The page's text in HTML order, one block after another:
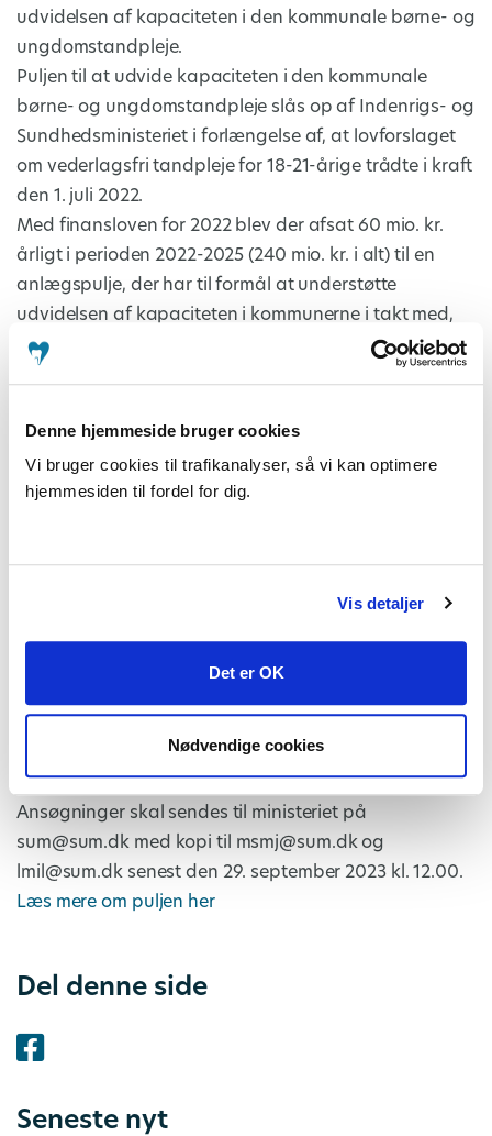
Denne hjemmeside bruger cookies
Vi bruger cookies til trafikanalyser, så vi kan optimere
hjemmesiden til fordel for dig.
Vis detaljer
Det er OK
Nødvendige cookies
udvidelsen af kapaciteten i den kommunale børne- og
ungdomstandpleje.
Puljen til at udvide kapaciteten i den kommunale
børne- og ungdomstandpleje slås op af Indenrigs- og
Sundhedsministeriet i forlængelse af, at lovforslaget
om vederlagsfri tandpleje for 18-21-årige trådte i kraft
den 1. juli 2022.
Med finansloven for 2022 blev der afsat 60 mio. kr.
årligt i perioden 2022-2025 (240 mio. kr. i alt) til en
anlægspulje, der har til formål at understøtte
udvidelsen af kapaciteten i kommunerne i takt med,
at de 18-21-årige omfattes af tilbuddet om
mio. kr. blev udmøntet til kommunerne i slutningen af
2022.
Med dette puljeopslag bliver det muligt for
Puljen skal understøtte, at kommunerne har de fysiske
rammer til at håndtere den gradvise udvidelse af
børne- og ungdomstandplejen. Med puljen får
at udvide den udstyrs- og lokalemæssige kapacitet.
Ansøgninger skal sendes til ministeriet på
sum@sum.dk med kopi til msmj@sum.dk og
lmil@sum.dk senest den 29. september 2023 kl. 12.00.
Læs mere om puljen her
Del denne side
Seneste nyt